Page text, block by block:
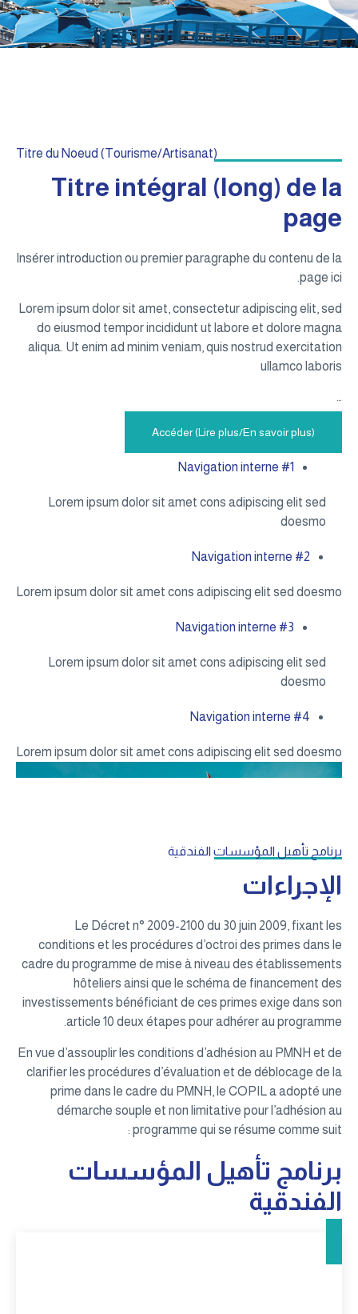
Titre du Noeud (Tourisme/Artisanat)
Titre intégral (long) de la
page
Insérer introduction ou premier paragraphe du contenu de la
page ici.
Lorem ipsum dolor sit amet, consectetur adipiscing elit, sed
do eiusmod tempor incididunt ut labore et dolore magna
aliqua. Ut enim ad minim veniam, quis nostrud exercitation
ullamco laboris
…
Accéder (Lire plus/En savoir plus)
Navigation interne #1
Lorem ipsum dolor sit amet cons adipiscing elit sed
doesmo
Navigation interne #2
Lorem ipsum dolor sit amet cons adipiscing elit sed doesmo
Navigation interne #3
Lorem ipsum dolor sit amet cons adipiscing elit sed
doesmo
Navigation interne #4
Lorem ipsum dolor sit amet cons adipiscing elit sed doesmo
برنامج تأهيل المؤسسات الفندقية
الإجراءات
Le Décret n° 2009-2100 du 30 juin 2009, fixant les
conditions et les procédures d’octroi des primes dans le
cadre du programme de mise à niveau des établissements
hôteliers ainsi que le schéma de financement des
investissements bénéficiant de ces primes exige dans son
article 10 deux étapes pour adhérer au programme.
En vue d’assouplir les conditions d’adhésion au PMNH et de
clarifier les procédures d’évaluation et de déblocage de la
prime dans le cadre du PMNH, le COPIL a adopté une
démarche souple et non limitative pour l’adhésion au
programme qui se résume comme suit :
برنامج تأهيل المؤسسات
الفندقية